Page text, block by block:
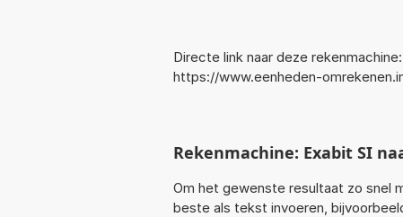
Directe link naar deze rekenmachine:
https://www.eenheden-
Rekenmachine: Exabit SI
Om het gewenste resultaat zo snel
beste als tekst invoeren,